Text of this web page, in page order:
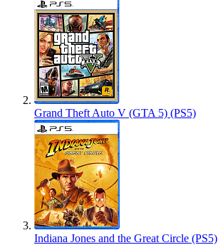
Grand Theft Auto V (GTA 5) (PS5)
Indiana Jones and the Great Circle (PS5)